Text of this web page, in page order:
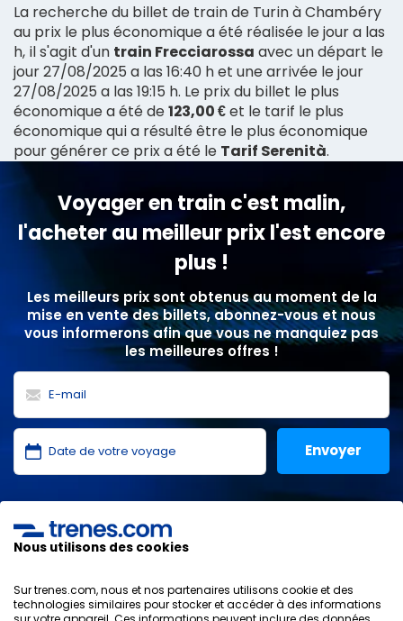
La recherche du billet de train de Turin à Chambéry
au prix le plus économique a été réalisée le jour a las
h, il s'agit d'un train Frecciarossa avec un départ le
jour 27/08/2025 a las 16:40 h et une arrivée le jour
27/08/2025 a las 19:15 h. Le prix du billet le plus
économique a été de123,00 €et le tarif le plus
économique qui a résulté être le plus économique
pour générer ce prix a été le Tarif Serenità.
Voyager en train c'est malin,
l'acheter au meilleur prix l'est encore
plus !
Les meilleurs prix sont obtenus au moment de la
mise en vente des billets, abonnez-vous et nous
vous informerons afin que vous ne manquiez pas
les meilleures offres !
protection des données
ONLINE TRAVEL SOLUTIONS.
Nous utilisons des cookies
Sur trenes.com, nous et nos partenaires utilisons cookie et des
technologies similaires pour stocker et accéder à des informations